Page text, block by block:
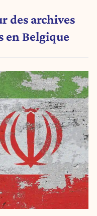
des archives
en Belgique